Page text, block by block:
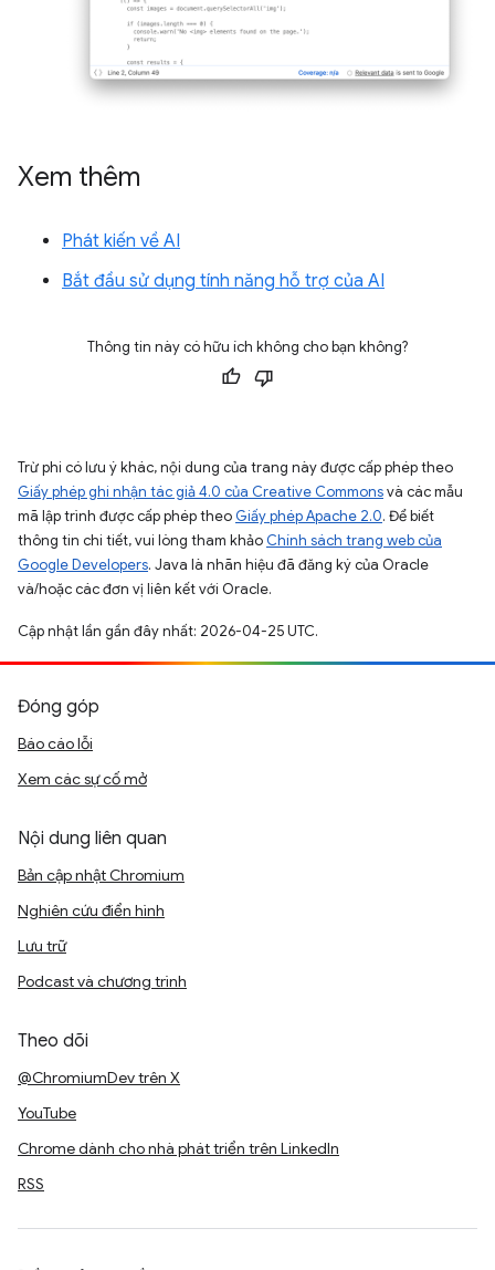
Xem thêm
Phát kiến về AI
Bắt đầu sử dụng tính năng hỗ trợ của AI
Thông tin này có hữu ích không cho bạn không?
Trừ phi có lưu ý khác, nội dung của trang này được cấp phép theo
Giấy phép ghi nhận tác giả 4.0 của Creative Commonsvà các mẫu
mã lập trình được cấp phép theo Giấy phép Apache 2.0. Để biết
thông tin chi tiết, vui lòng tham khảo Chính sách trang web của
Google Developers. Java là nhãn hiệu đã đăng ký của Oracle
và/hoặc các đơn vị liên kết với Oracle.
Cập nhật lần gần đây nhất: 2026-04-25 UTC.
Đóng góp
Báo cáo lỗi
Xem các sự cố mở
Nội dung liên quan
Bản cập nhật Chromium
Nghiên cứu điển hình
Lưu trữ
Podcast và chương trình
Theo dõi
@ChromiumDev trên X
YouTube
Chrome dành cho nhà phát triển trên LinkedIn
RSS